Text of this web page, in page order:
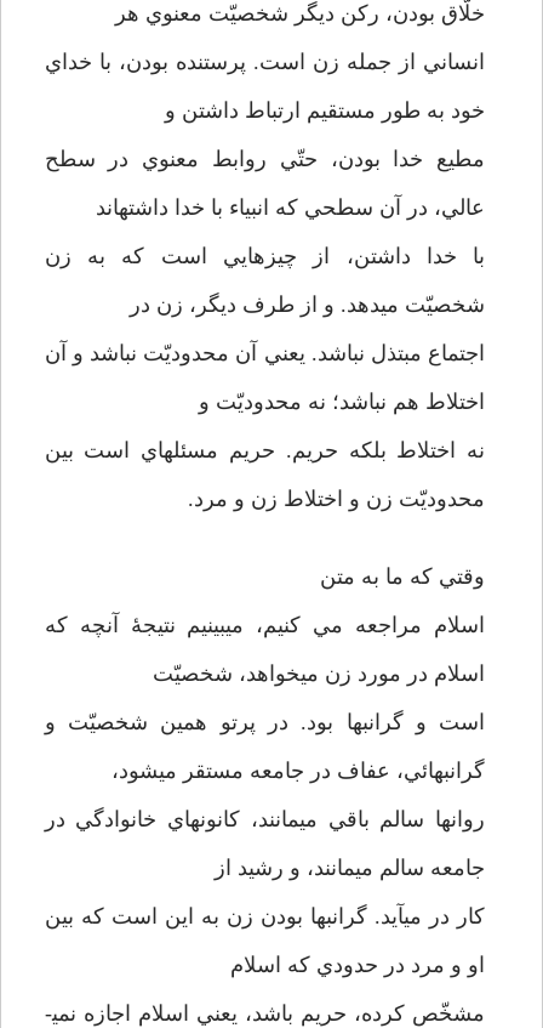
خلّاق بودن، ركن ديگر شخصيّت معنوي هر
انساني از جمله زن است. پرستنده بودن، با خداي
خود به طور مستقيم ارتباط داشتن و
مطيع خدا بودن، حتّي روابط معنوي در سطح
عالي، در آن سطحي كه انبياء با خدا داشته­اند
با خدا داشتن، از چيزهايي است كه به زن
شخصيّت مي­دهد. و از طرف ديگر، زن در
اجتماع مبتذل نباشد. يعني آن محدوديّت نباشد و آن
اختلاط هم نباشد؛ نه محدوديّت و
نه اختلاط بلكه حريم. حريم مسئله­اي است بين
محدوديّت زن و اختلاط زن و مرد.
وقتي كه ما به متن
اسلام مراجعه مي كنيم، مي­بينيم نتيجۀ آنچه كه
اسلام در مورد زن مي­خواهد، شخصيّت
است و گرانبها بود. در پرتو همين شخصيّت و
گرانبهائي، عفاف در جامعه مستقر مي­شود،
روانها سالم باقي مي­مانند، كانونهاي خانوادگي در
جامعه سالم مي­مانند، و رشيد از
كار در مي­آيد. گرانبها بودن زن به اين است كه بين
او و مرد در حدودي كه اسلام
مشخّص كرده، حريم باشد، يعني اسلام اجازه نمي­